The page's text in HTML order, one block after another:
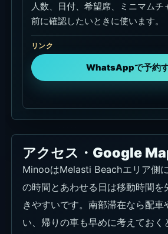
人数、日付、希望席、ミニマムチ
前に確認したいときに使います。
リンク
WhatsAppで予約
アクセス・Google
MinooはMelasti Beachエリア側
の時間とあわせる日は移動時間を
きやすいです。南部滞在なら配車
い、帰りの車も早めに考えておく